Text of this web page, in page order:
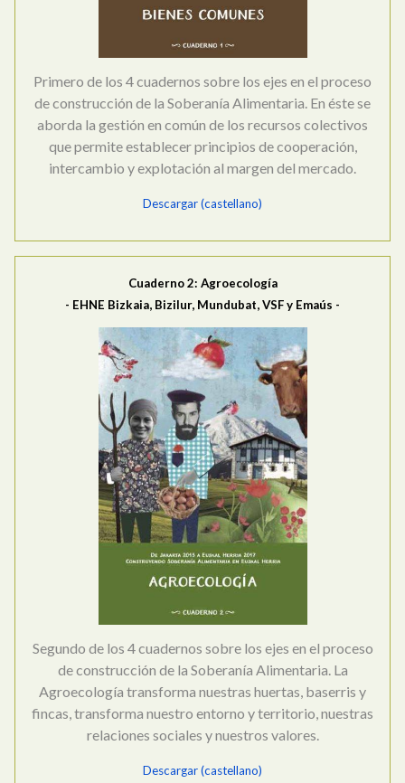
Primero de los 4 cuadernos sobre los ejes en el proceso
de construcción de la Soberanía Alimentaria. En éste se
aborda la gestión en común de los recursos colectivos
que permite establecer principios de cooperación,
intercambio y explotación al margen del mercado.
Descargar (castellano)
Cuaderno 2: Agroecología
- EHNE Bizkaia, Bizilur, Mundubat, VSF y Emaús -
Segundo de los 4 cuadernos sobre los ejes en el proceso
de construcción de la Soberanía Alimentaria. La
Agroecología transforma nuestras huertas, baserris y
fincas, transforma nuestro entorno y territorio, nuestras
relaciones sociales y nuestros valores.
Descargar (castellano)